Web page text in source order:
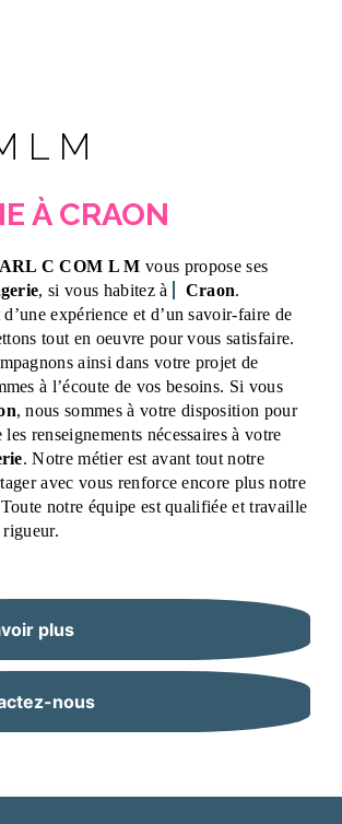
L M
À CRAON
C COM L M vous propose ses
, si vous habitez à Craon.
expérience et d’un savoir-faire de
tout en oeuvre pour vous satisfaire.
ainsi dans votre projet de
à l’écoute de vos besoins. Si vous
, nous sommes à votre disposition pour
renseignements nécessaires à votre
. Notre métier est avant tout notre
avec vous renforce encore plus notre
notre équipe est qualifiée et travaille
plus
nous